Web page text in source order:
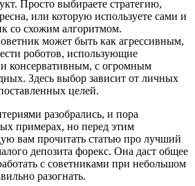
Просто выбираете стратегию,
или которую используете сами и
со схожим алгоритмом.
может быть как агрессивным,
роботов, использующие
консервативным, с огромным
Здесь выбор зависит от личных
целей.
разобрались, и пора
примерах, но перед этим
вам прочитать статью про лучший
депозита форекс. Она даст общее
с советниками при небольшом
разогнать.